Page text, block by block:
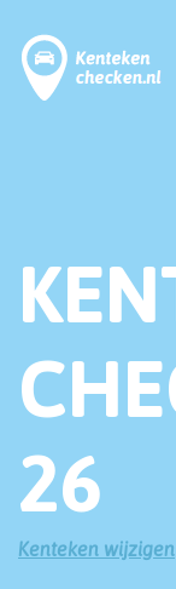
26
Kenteken wijzigen